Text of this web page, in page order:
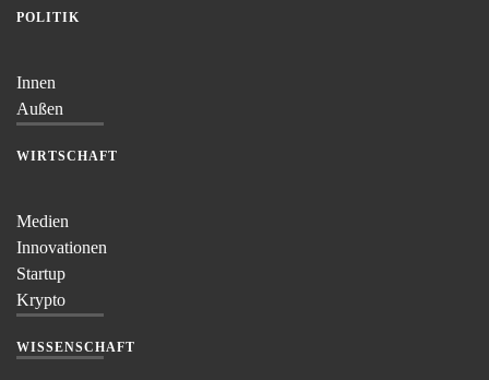
POLITIK
Innen
Außen
WIRTSCHAFT
Medien
Innovationen
Startup
Krypto
WISSENSCHAFT